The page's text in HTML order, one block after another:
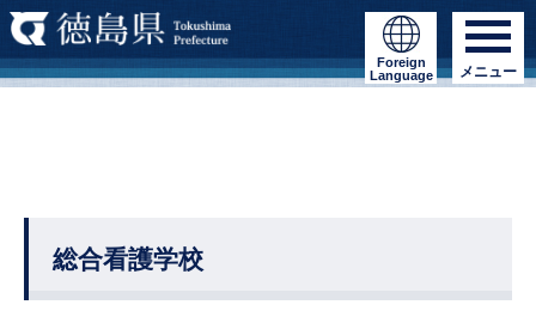
Foreign
Language
メニュー
総合看護学校